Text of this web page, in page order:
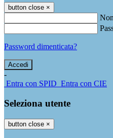
button close ×
Password dimenticata?
-
Entra con SPID Entra con CIE
Seleziona utente
button close ×